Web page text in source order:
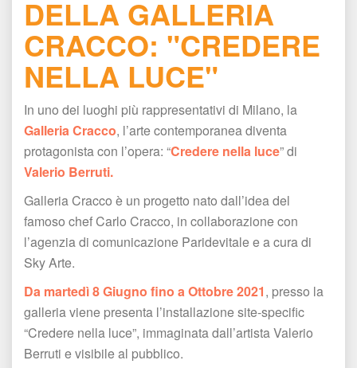
DELLA GALLERIA
CRACCO: "CREDERE
NELLA LUCE"
In uno dei luoghi più rappresentativi di Milano, la
Galleria Cracco, l’arte contemporanea diventa
protagonista con l’opera: “Credere nella luce” di
Valerio Berruti.
Galleria Cracco è un progetto nato dall’idea del
famoso chef Carlo Cracco, in collaborazione con
l’agenzia di comunicazione Paridevitale e a cura di
Sky Arte.
Da martedì 8 Giugno fino a Ottobre 2021, presso la
galleria viene presenta l’installazione site-specific
“Credere nella luce”, immaginata dall’artista Valerio
Berruti e visibile al pubblico.